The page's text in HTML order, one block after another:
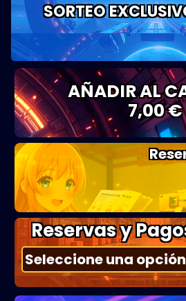
SORTEO
AÑADIR AL
7,00 €
Reservas y